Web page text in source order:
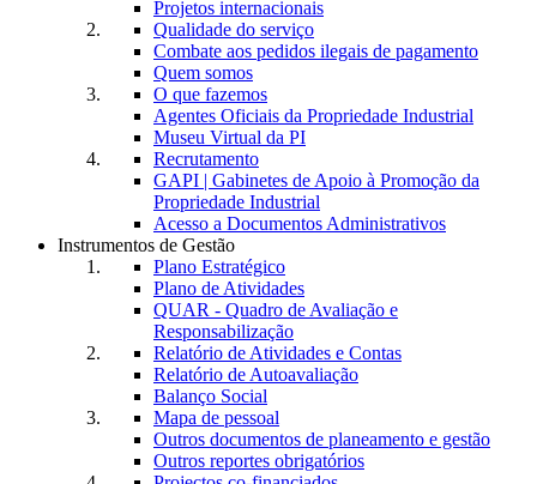
Projetos internacionais
Qualidade do serviço
Combate aos pedidos ilegais de pagamento
Quem somos
O que fazemos
Agentes Oficiais da Propriedade Industrial
Museu Virtual da PI
Recrutamento
GAPI | Gabinetes de Apoio à Promoção da
Propriedade Industrial
Acesso a Documentos Administrativos
Instrumentos de Gestão
Plano Estratégico
Plano de Atividades
QUAR - Quadro de Avaliação e
Responsabilização
Relatório de Atividades e Contas
Relatório de Autoavaliação
Balanço Social
Mapa de pessoal
Outros documentos de planeamento e gestão
Outros reportes obrigatórios